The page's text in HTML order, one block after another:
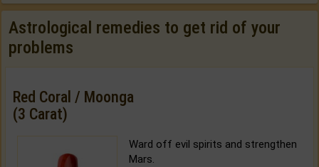
Astrological remedies to get rid of your
problems
Red Coral / Moonga
(3 Carat)
Ward off evil spirits and strengthen
Mars.